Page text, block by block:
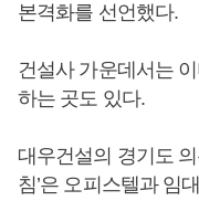
본격화를 선언했다.
건설사 가운데서는
하는 곳도 있다.
대우건설의 경기도
침’은 오피스텔과 임